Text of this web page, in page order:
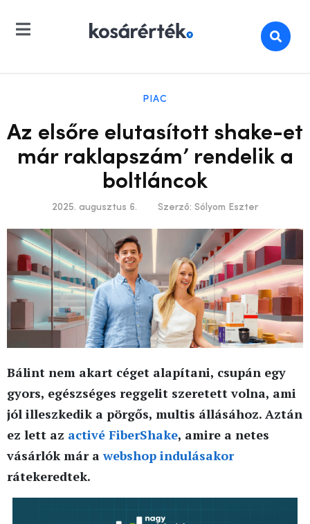
PIAC
Az elsőre elutasított shake-et
már raklapszám’ rendelik a
boltláncok
2025. augusztus 6. Szerző: Sólyom Eszter
Bálint nem akart céget alapítani, csupán egy
gyors, egészséges reggelit szeretett volna, ami
jól illeszkedik a pörgős, multis állásához. Aztán
ez lett az activé FiberShake, amire a netes
vásárlók már awebshop indulásakor
rátekeredtek.